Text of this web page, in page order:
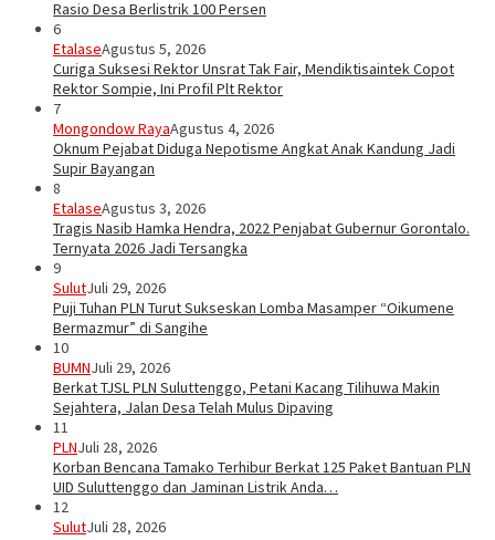
Rasio Desa Berlistrik 100 Persen
6
EtalaseAgustus 5, 2026
Curiga Suksesi Rektor Unsrat Tak Fair, Mendiktisaintek Copot
Rektor Sompie, Ini Profil Plt Rektor
7
Mongondow RayaAgustus 4, 2026
Oknum Pejabat Diduga Nepotisme Angkat Anak Kandung Jadi
Supir Bayangan
8
EtalaseAgustus 3, 2026
Tragis Nasib Hamka Hendra, 2022 Penjabat Gubernur Gorontalo.
Ternyata 2026 Jadi Tersangka
9
SulutJuli 29, 2026
Puji Tuhan PLN Turut Sukseskan Lomba Masamper “Oikumene
Bermazmur” di Sangihe
10
BUMNJuli 29, 2026
Berkat TJSL PLN Suluttenggo, Petani Kacang Tilihuwa Makin
Sejahtera, Jalan Desa Telah Mulus Dipaving
11
PLNJuli 28, 2026
Korban Bencana Tamako Terhibur Berkat 125 Paket Bantuan PLN
UID Suluttenggo dan Jaminan Listrik Anda…
12
SulutJuli 28, 2026